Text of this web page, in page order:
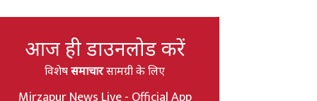
आज ही डाउनलोड करें
विशेषसमाचारसामग्री के लिए